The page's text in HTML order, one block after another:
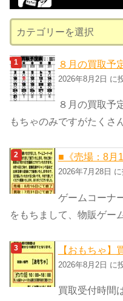
ブ
テ
ゴ
リ
ー
８月の買取予
2026年8月2日 に
８月の買取予
もちゃのみですがたくさ
■《売場：8月
2026年7月28日
ゲームコーナ
をもちまして、物販ゲー
【おもちゃ】
2026年8月2日 に
買取受付時間